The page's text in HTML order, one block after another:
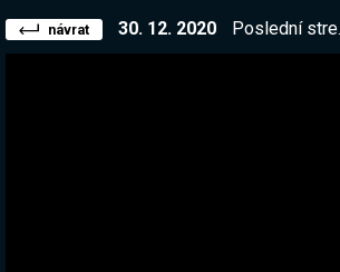
návrat 30. 12. 2020 Poslední stream v 2020. Díky vám byl tenhle rok super <3 Symbolicky pojďme dohrát Factorio :D | !list | !kniha